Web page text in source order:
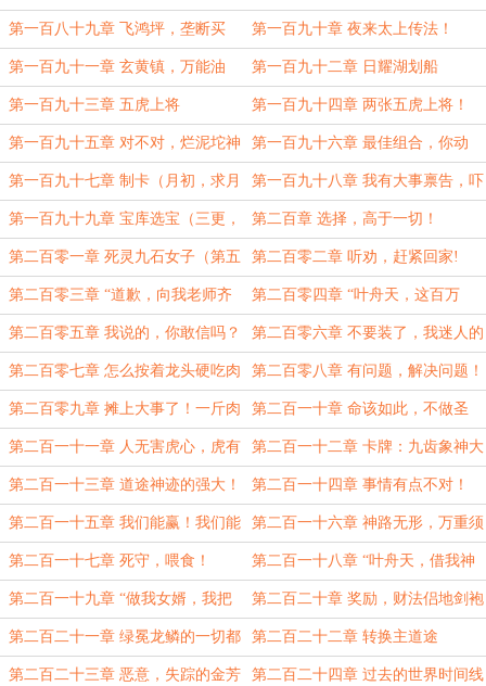
感谢！天塌了，快来看吧（标题党吸
引流量）
第一百八十九章 飞鸿坪，垄断买
卖！
第一百九十章 夜来太上传法！
第一百九十一章 玄黄镇，万能油 第一百九十二章 日耀湖划船
第一百九十三章 五虎上将 第一百九十四章 两张五虎上将！
（第三更，求月票）
第一百九十五章 对不对，烂泥坨神
主大人！
第一百九十六章 最佳组合，你动
脑，我杀人！（五更，求月票）
第一百九十七章 制卡（月初，求月
票！）
第一百九十八章 我有大事禀告，吓
死你们！
第一百九十九章 宝库选宝（三更，
求月票）
第二百章 选择，高于一切！
第二百零一章 死灵九石女子（第五
更求月票！）
第二百零二章 听劝，赶紧回家!
第二百零三章 “道歉，向我老师齐
海天道歉！”
第二百零四章 “叶舟天，这百万
人，都是你害死的！”
第二百零五章 我说的，你敢信吗？ 第二百零六章 不要装了，我迷人的
老祖宗！
第二百零七章 怎么按着龙头硬吃肉
呢？
第二百零八章 有问题，解决问题！
第二百零九章 摊上大事了！一斤肉
顶三斤肉用！
第二百一十章 命该如此，不做圣
人！
第二百一十一章 人无害虎心，虎有
伤人意！
第二百一十二章 卡牌：九齿象神大
潮汐
第二百一十三章 道途神迹的强大！ 第二百一十四章 事情有点不对！
第二百一十五章 我们能赢！我们能
赢？
第二百一十六章 神路无形，万重须
弥
第二百一十七章 死守，喂食！ 第二百一十八章 “叶舟天，借我神
通一用！”
第二百一十九章 “做我女婿，我把
梁国奖励给你！”
第二百二十章 奖励，财法侣地剑袍
舟！
第二百二十一章 绿冕龙鳞的一切都
被叶舟天摸清！
第二百二十二章 转换主道途
第二百二十三章 恶意，失踪的金芳 第二百二十四章 过去的世界时间线